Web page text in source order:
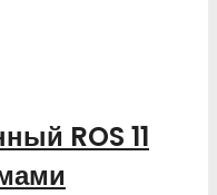
ROS 11